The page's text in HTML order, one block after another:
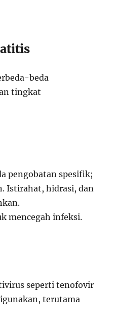
beda
tingkat
pengobatan spesifik;
Istirahat, hidrasi, dan
mencegah infeksi.
seperti tenofovir
terutama